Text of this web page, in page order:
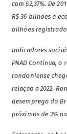
com 62,37%. De
R$ 36 bilhões à
bilhões
Indicadores
PNAD Contínua,
rondoniense
relação a 2022.
desemprego do
próximos de 3%